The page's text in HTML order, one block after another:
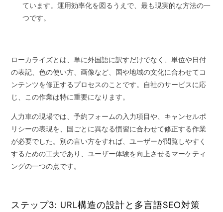
ています。運用効率化を図るうえで、最も現実的な方法の一
つです。
ローカライズとは、単に外国語に訳すだけでなく、単位や日付
の表記、色の使い方、画像など、国や地域の文化に合わせてコ
ンテンツを修正するプロセスのことです。自社のサービスに応
じ、この作業は特に重要になります。
人力車の現場では、予約フォームの入力項目や、キャンセルポ
リシーの表現を、国ごとに異なる慣習に合わせて修正する作業
が必要でした。別の言い方をすれば、ユーザーが閲覧しやすく
するための工夫であり、ユーザー体験を向上させるマーケティ
ングの一つの点です。
ステップ3: URL構造の設計と多言語SEO対策